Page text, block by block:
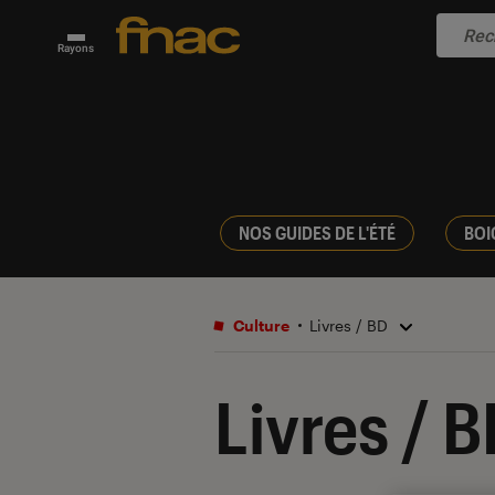
Rayons
NOS GUIDES DE L'ÉTÉ
Culture Livres / BD
Livres /